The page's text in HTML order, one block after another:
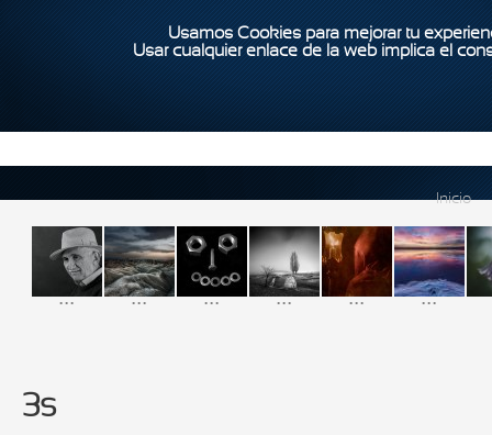
Usamos Cookies para mejorar tu
Usar cualquier enlace de la web implica el
Inicio
... ... ... ... ... ...
3s